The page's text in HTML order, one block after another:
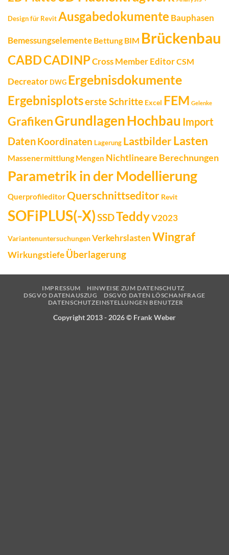
Design für RevitAusgabedokumente Bauphasen
Bemessungselemente Bettung BIM Brückenbau
CABDCADINPCross Member EditorCSM
Decreator DWG Ergebnisdokumente
Ergebnisplotserste Schritte Excel FEM Gelenke
GrafikenGrundlagenHochbau Import
DatenKoordinaten Lagerung LastbilderLasten
Massenermittlung Mengen Nichtlineare Berechnungen
Parametrik in der Modellierung
QuerprofileditorQuerschnittseditor Revit
SOFiPLUS(-X)SSDTeddyV2023
VariantenuntersuchungenVerkehrslastenWingraf
WirkungstiefeÜberlagerung
IMPRESSUM
HINWEISE ZUM DATENSCHUTZ
DSGVO DATENAUSZUG
DSGVO DATEN LÖSCHANFRAGE
DATENSCHUTZEINSTELLUNGEN BENUTZER
Copyright 2013 - 2026 © Frank Weber